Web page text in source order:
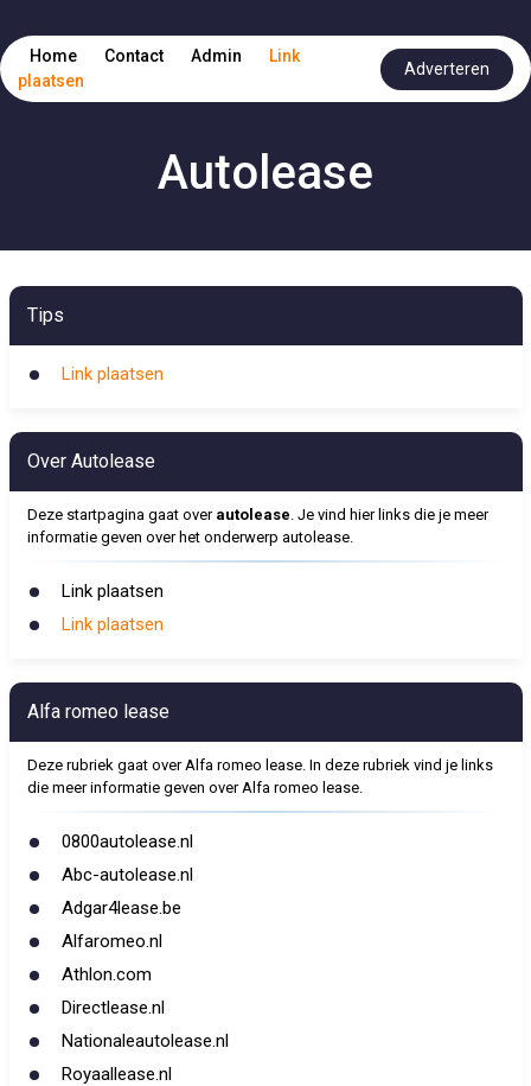
Home Contact Admin
Link
plaatsen
Adverteren
Autolease
Tips
Link plaatsen
Over Autolease
Deze startpagina gaat over autolease. Je vind hier links die je meer
informatie geven over het onderwerp autolease.
Link plaatsen
Link plaatsen
Alfa romeo lease
Deze rubriek gaat over Alfa romeo lease. In deze rubriek vind je links
die meer informatie geven over Alfa romeo lease.
0800autolease.nl
Abc-autolease.nl
Adgar4lease.be
Alfaromeo.nl
Athlon.com
Directlease.nl
Nationaleautolease.nl
Royaallease.nl